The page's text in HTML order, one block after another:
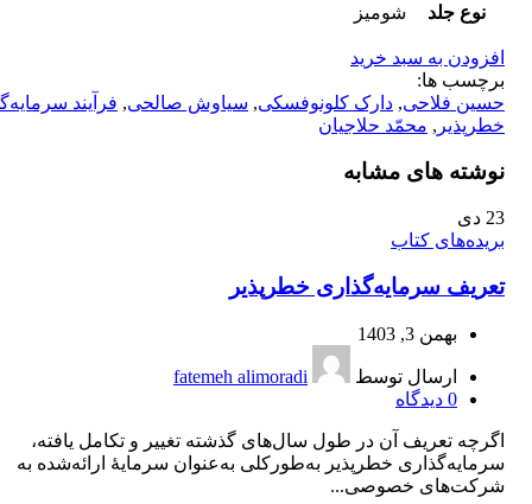
نوع جلد شومیز
افزودن به سبد خرید
برچسب ها:
حسین فلاحی, دارک کلونوفسکی, سیاوش صالحی, فرآیند
خطرپذیر , محمّد حلاجیان
نوشته های مشابه
23 دی
بریده‌های کتاب
تعریف سرمایه‌گذاری خطرپذیر
بهمن 3, 1403
ارسال توسط
fatemeh alimoradi
0 دیدگاه
اگرچه تعریف آن در طول سال‌های گذشته تغییر و تکامل ‌یافته،
سرمایه‌گذاری خطرپذیر به‌طورکلی به‌عنوان سرمایۀ ارائه‌شده به
شرکت‌های خصوصی...